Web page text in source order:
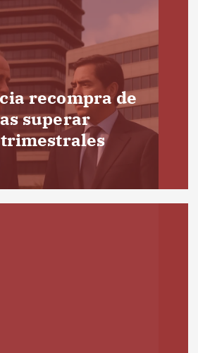
recompra de
superar